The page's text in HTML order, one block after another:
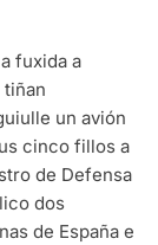
fuxida a
tiñan
un avión
cinco fillos a
de Defensa
dos
de España e